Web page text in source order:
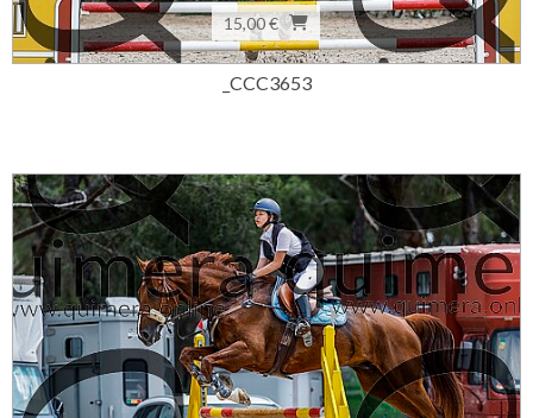
15,00 €
_CCC3653